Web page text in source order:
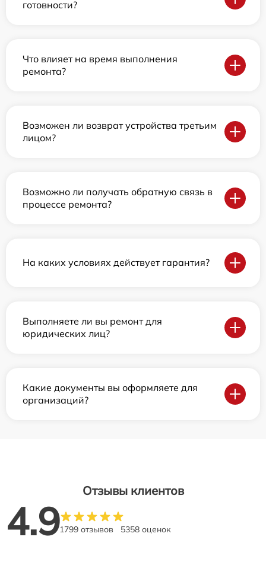
готовности?
Что влияет на время выполнения
ремонта?
Возможен ли возврат устройства третьим
лицом?
Возможно ли получать обратную связь в
процессе ремонта?
На каких условиях действует гарантия?
Выполняете ли вы ремонт для
юридических лиц?
Какие документы вы оформляете для
организаций?
Отзывы клиентов
4.91799 отзывов 5358 оценок